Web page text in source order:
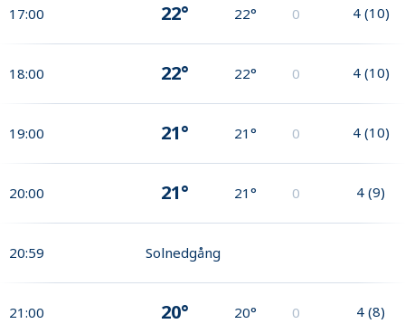
17:00 22° 22° 0 4 (10)
18:00 22° 22° 0 4 (10)
19:00 21° 21° 0 4 (10)
20:00 21° 21° 0 4 (9)
20:59 Solnedgång
21:00 20° 20° 0 4 (8)